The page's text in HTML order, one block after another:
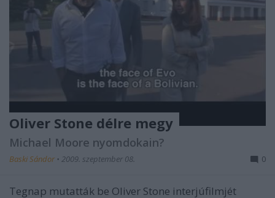
Oliver Stone délre megy
Michael Moore nyomdokain?
Baski Sándor • 2009. szeptember 08. 0
Tegnap mutatták be Oliver Stone interjúfilmjét